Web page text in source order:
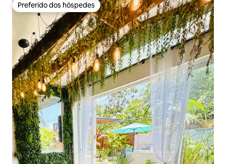
Preferido dos hóspedes
Preferido dos hóspedes